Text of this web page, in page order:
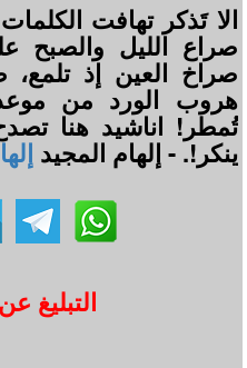
الا تَذكر تهافت
صراع الليل والصبح
صراخ العين إذ تلمع،
هروب الورد من
تُمطر! اناشيد هنا
ينكر!. - إلهام المجيد
التبليغ